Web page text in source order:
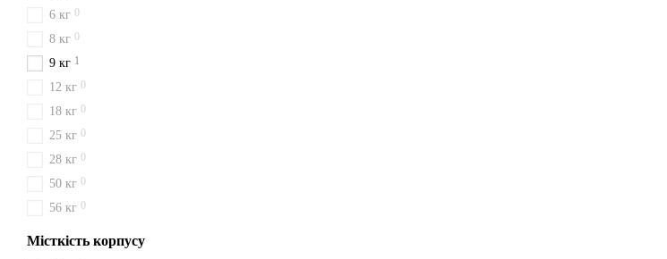
6 кг 0
8 кг 0
9 кг 1
12 кг 0
18 кг 0
25 кг 0
28 кг 0
50 кг 0
56 кг 0
Місткість корпусу